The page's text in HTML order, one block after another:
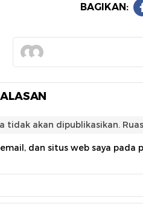
BAGIKAN:
tidak akan dipublikasikan.
dan situs web saya pada